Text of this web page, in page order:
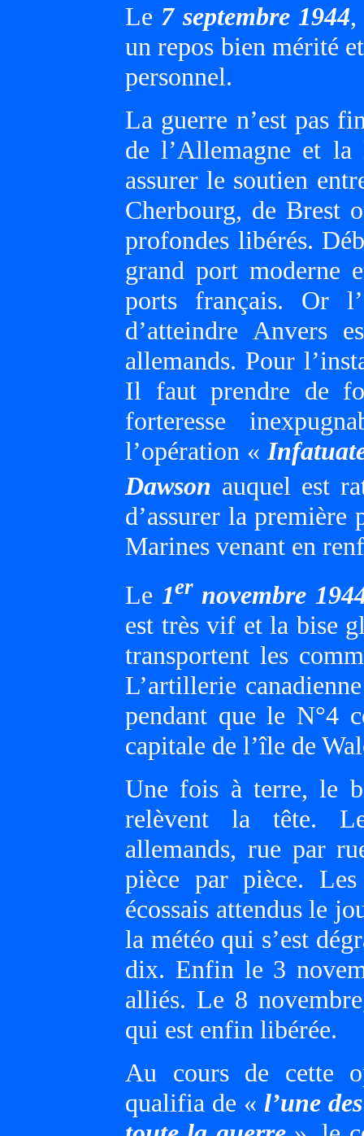
Le 7 septembre 1944,
un repos bien mérité
personnel.
La guerre n’est pas
de l’Allemagne et
assurer le soutien
Cherbourg, de Brest
profondes libérés.
grand port moderne
ports français. Or
d’atteindre Anvers
allemands. Pour
Il faut prendre de
forteresse
l’opération «
Dawson auquel est
d’assurer la première
Marines venant en
Le 1ernovembre
est très vif et la bise
transportent les
L’artillerie
pendant que le N°4
capitale de l’île de
Une fois à terre, le
relèvent la tête.
allemands, rue par
pièce par pièce.
écossais attendus le
la météo qui s’est
dix. Enfin le 3
alliés. Le 8
qui est enfin libérée.
Au cours de cette
qualifia de « l’une